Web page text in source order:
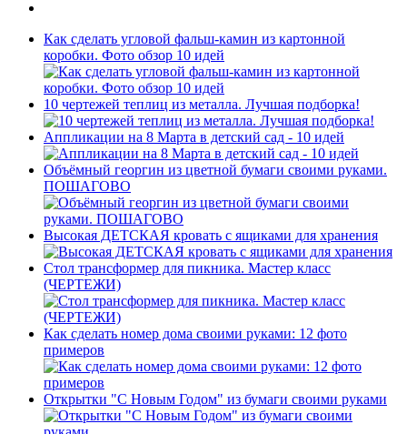
Как сделать угловой фальш-камин из картонной
коробки. Фото обзор 10 идей
10 чертежей теплиц из металла. Лучшая подборка!
Аппликации на 8 Марта в детский сад - 10 идей
Объёмный георгин из цветной бумаги своими руками.
ПОШАГОВО
Высокая ДЕТСКАЯ кровать с ящиками для хранения
Стол трансформер для пикника. Мастер класс
(ЧЕРТЕЖИ)
Как сделать номер дома своими руками: 12 фото
примеров
Открытки "С Новым Годом" из бумаги своими руками